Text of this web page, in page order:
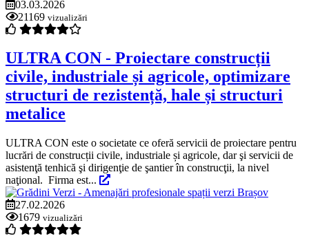
03.03.2026
21169 vizualizări
ULTRA CON - Proiectare construcții
civile, industriale și agricole, optimizare
structuri de rezistență, hale și structuri
metalice
ULTRA CON este o societate ce oferă servicii de proiectare pentru
lucrări de construcții civile, industriale și agricole, dar şi servicii de
asistenţă tenhică şi dirigenţie de şantier în construcţii, la nivel
naţional. Firma est...
27.02.2026
1679 vizualizări